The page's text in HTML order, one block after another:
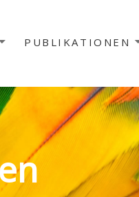
PUBLIKATIONEN